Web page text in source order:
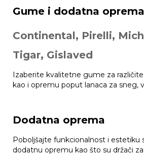
Gume i dodatna oprema
Continental, Pirelli,
Tigar, Gislaved
Izaberite kvalitetne gume za
kao i opremu poput lanaca za sneg,
Dodatna oprema
Poboljšajte funkcionalnost i estetiku
dodatnu opremu kao što su držači